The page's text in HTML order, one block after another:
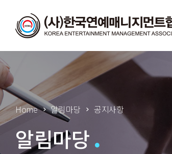
Home 알림마당 공지사항
알림마당